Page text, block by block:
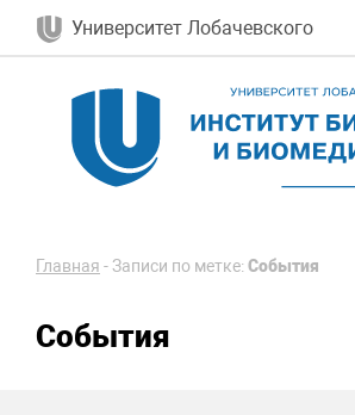
Университет Лобачевского
Главная -Записи по метке: События
События